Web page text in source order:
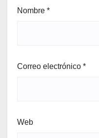
Nombre *
Correo electrónico *
Web